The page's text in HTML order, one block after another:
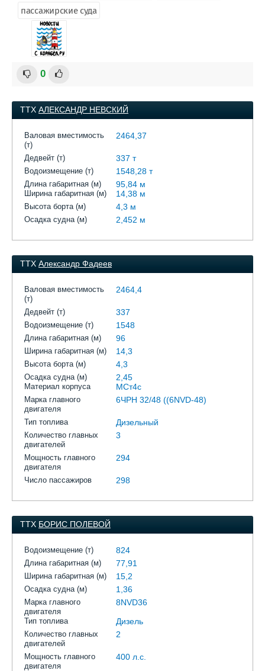
пассажирские суда
0
ТТХ АЛЕКСАНДР НЕВСКИЙ
Валовая вместимость
(т)
2464,37
Дедвейт (т) 337 т
Водоизмещение (т) 1548,28 т
Длина габаритная (м) 95,84 м
Ширина габаритная (м) 14,38 м
Высота борта (м) 4,3 м
Осадка судна (м) 2,452 м
ТТХ Александр Фадеев
Валовая вместимость
(т)
2464,4
Дедвейт (т) 337
Водоизмещение (т) 1548
Длина габаритная (м) 96
Ширина габаритная (м) 14,3
Высота борта (м) 4,3
Осадка судна (м) 2,45
Материал корпуса МСт4с
Марка главного
двигателя
6ЧРН 32/48 ((6NVD-48)
Тип топлива Дизельный
Количество главных
двигателей
3
Мощность главного
двигателя
294
Число пассажиров 298
ТТХ БОРИС ПОЛЕВОЙ
Водоизмещение (т) 824
Длина габаритная (м) 77,91
Ширина габаритная (м) 15,2
Осадка судна (м) 1,36
Марка главного
двигателя
8NVD36
Тип топлива Дизель
Количество главных
двигателей
2
Мощность главного
двигателя
400 л.с.